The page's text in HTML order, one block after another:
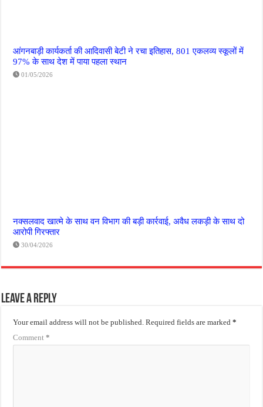
आंगनबाड़ी कार्यकर्ता की आदिवासी बेटी ने रचा इतिहास, 801 एकलव्य स्कूलों में
97% के साथ देश में पाया पहला स्थान
01/05/2026
नक्सलवाद खात्मे के साथ वन विभाग की बड़ी कार्रवाई, अवैध लकड़ी के साथ दो
आरोपी गिरफ्तार
30/04/2026
Leave a Reply
Your email address will not be published. Required fields are marked*
Comment*